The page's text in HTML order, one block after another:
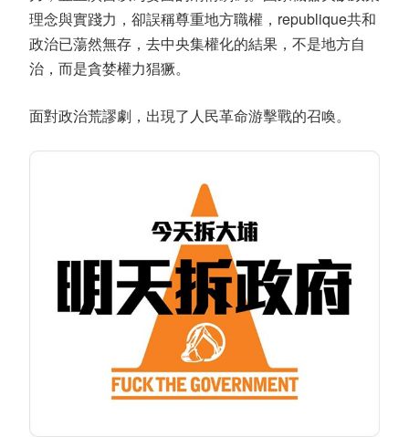
理念與實踐力，卻誤稱尊重地方職權，republique共和
政治已蕩然無存，去中央集權化的結果，不是地方自
治，而是貪婪權力猖獗。
面對政治荒謬劇，出現了人民革命游擊戰的召喚。